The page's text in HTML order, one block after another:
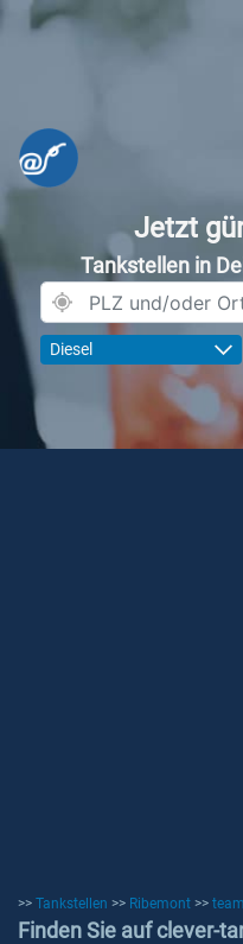
Jetzt
Tankstellen in
Diesel
>> Tankstellen >> Ribemont >> team
Finden Sie auf clever-